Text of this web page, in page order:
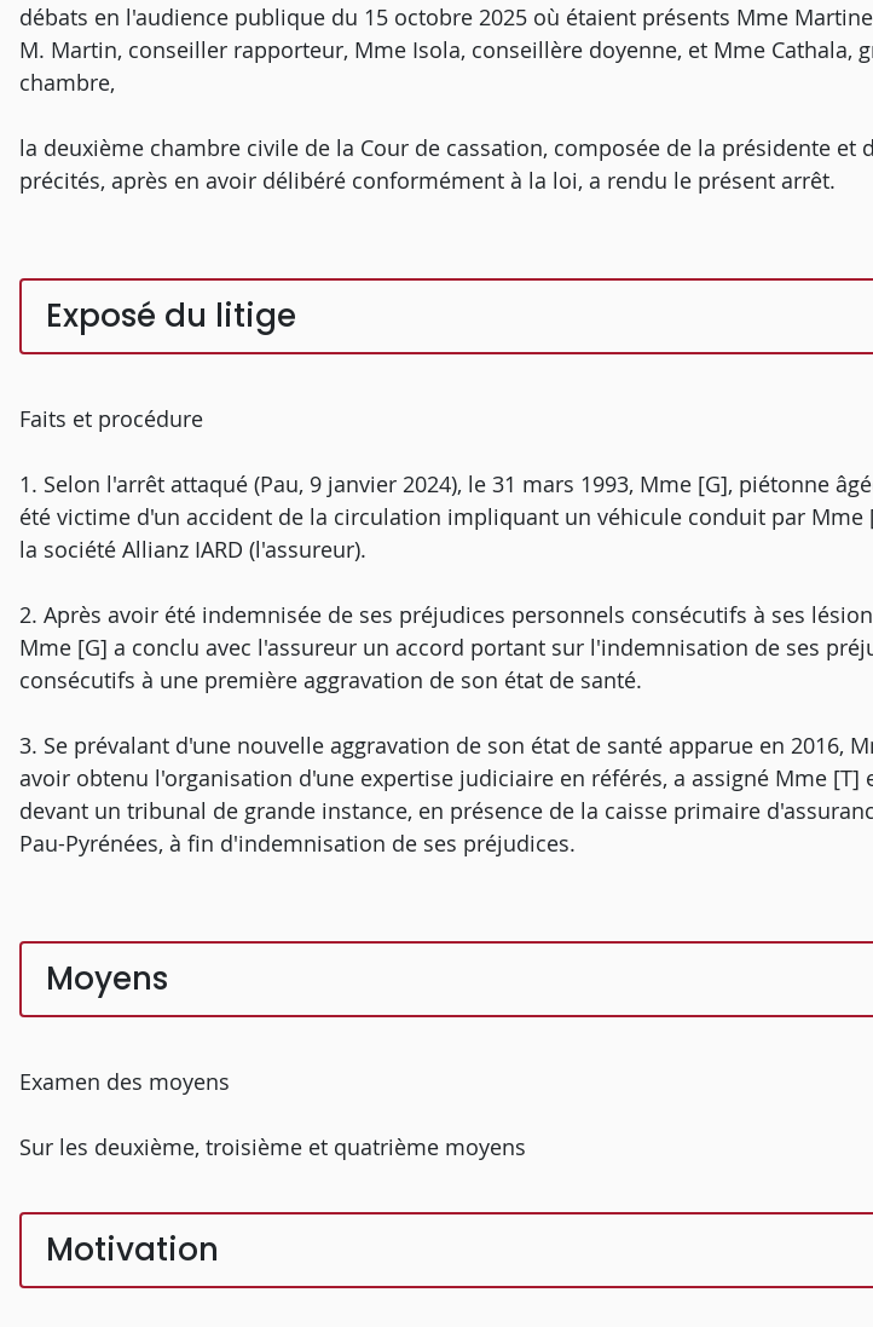
débats en l'audience publique du 15 octobre 2025 où étaient présents Mme
M. Martin, conseiller rapporteur, Mme Isola, conseillère doyenne, et Mme Cathala,
chambre,
la deuxième chambre civile de la Cour de cassation, composée de la présidente et
précités, après en avoir délibéré conformément à la loi, a rendu le présent arrêt.
Exposé du litige
Faits et procédure
1. Selon l'arrêt attaqué (Pau, 9 janvier 2024), le 31 mars 1993, Mme [G], piétonne
été victime d'un accident de la circulation impliquant un véhicule conduit par Mme
la société Allianz IARD (l'assureur).
2. Après avoir été indemnisée de ses préjudices personnels consécutifs à ses
Mme [G] a conclu avec l'assureur un accord portant sur l'indemnisation de ses
consécutifs à une première aggravation de son état de santé.
3. Se prévalant d'une nouvelle aggravation de son état de santé apparue en 2016,
avoir obtenu l'organisation d'une expertise judiciaire en référés, a assigné Mme [T]
devant un tribunal de grande instance, en présence de la caisse primaire
Pau-Pyrénées, à fin d'indemnisation de ses préjudices.
Moyens
Examen des moyens
Sur les deuxième, troisième et quatrième moyens
Motivation